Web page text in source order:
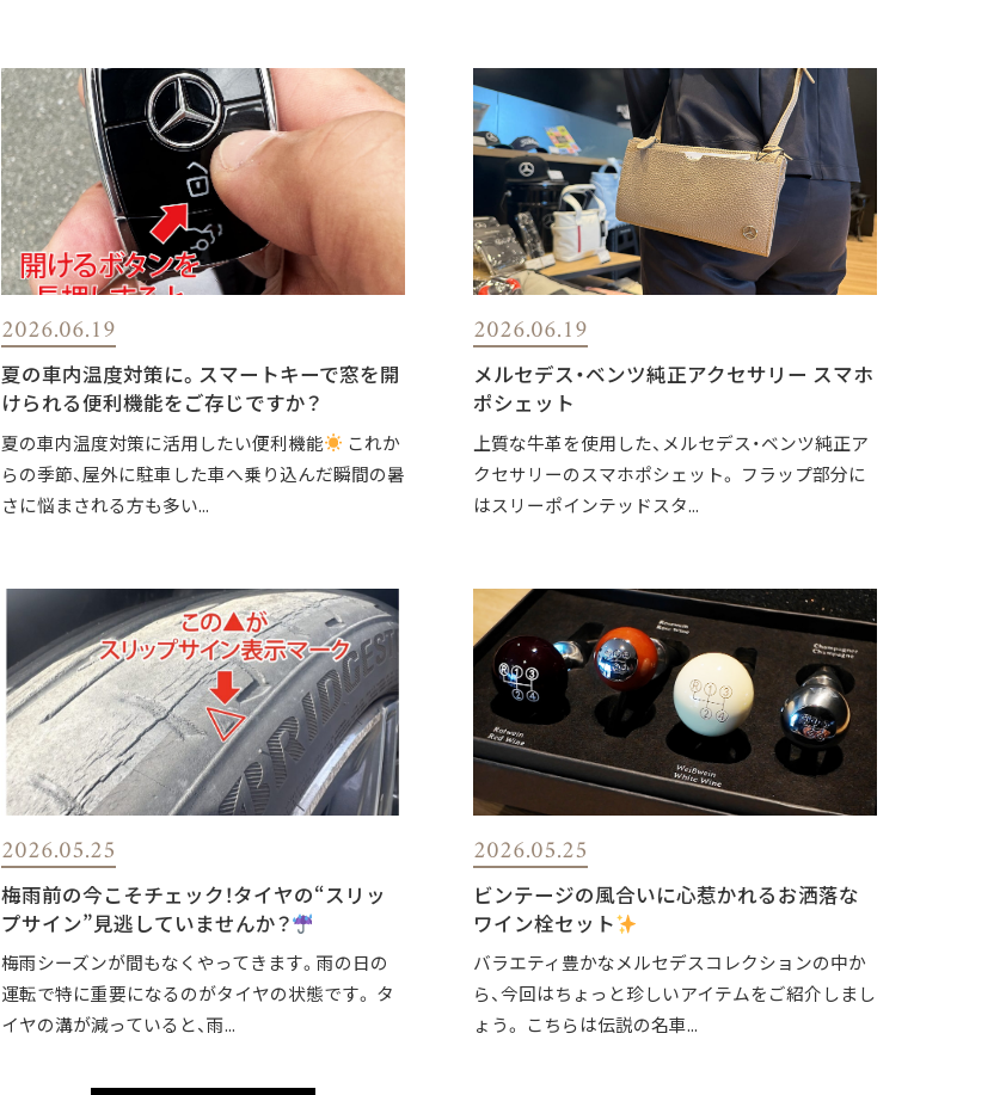
2026.06.19
夏の車内温度対策に。スマートキーで窓を開
けられる便利機能をご存じですか？
夏の車内温度対策に活用したい便利機能
これか
らの季節、屋外に駐車した車へ乗り込んだ瞬間の暑
さに悩まされる方も多い...
2026.06.19
メルセデス・ベンツ純正アクセサリー スマホ
ポシェット
上質な牛革を使用した、メルセデス・ベンツ純正ア
クセサリーのスマホポシェット。 フラップ部分に
はスリーポインテッドスタ...
2026.05.25
梅雨前の今こそチェック！タイヤの“スリッ
プサイン”見逃していませんか？
梅雨シーズンが間もなくやってきます。雨の日の
運転で特に重要になるのがタイヤの状態です。 タ
イヤの溝が減っていると、雨...
2026.05.25
ビンテージの風合いに心惹かれるお洒落な
ワイン栓セット
バラエティ豊かなメルセデスコレクションの中か
ら、今回はちょっと珍しいアイテムをご紹介しまし
ょう。 こちらは伝説の名車...